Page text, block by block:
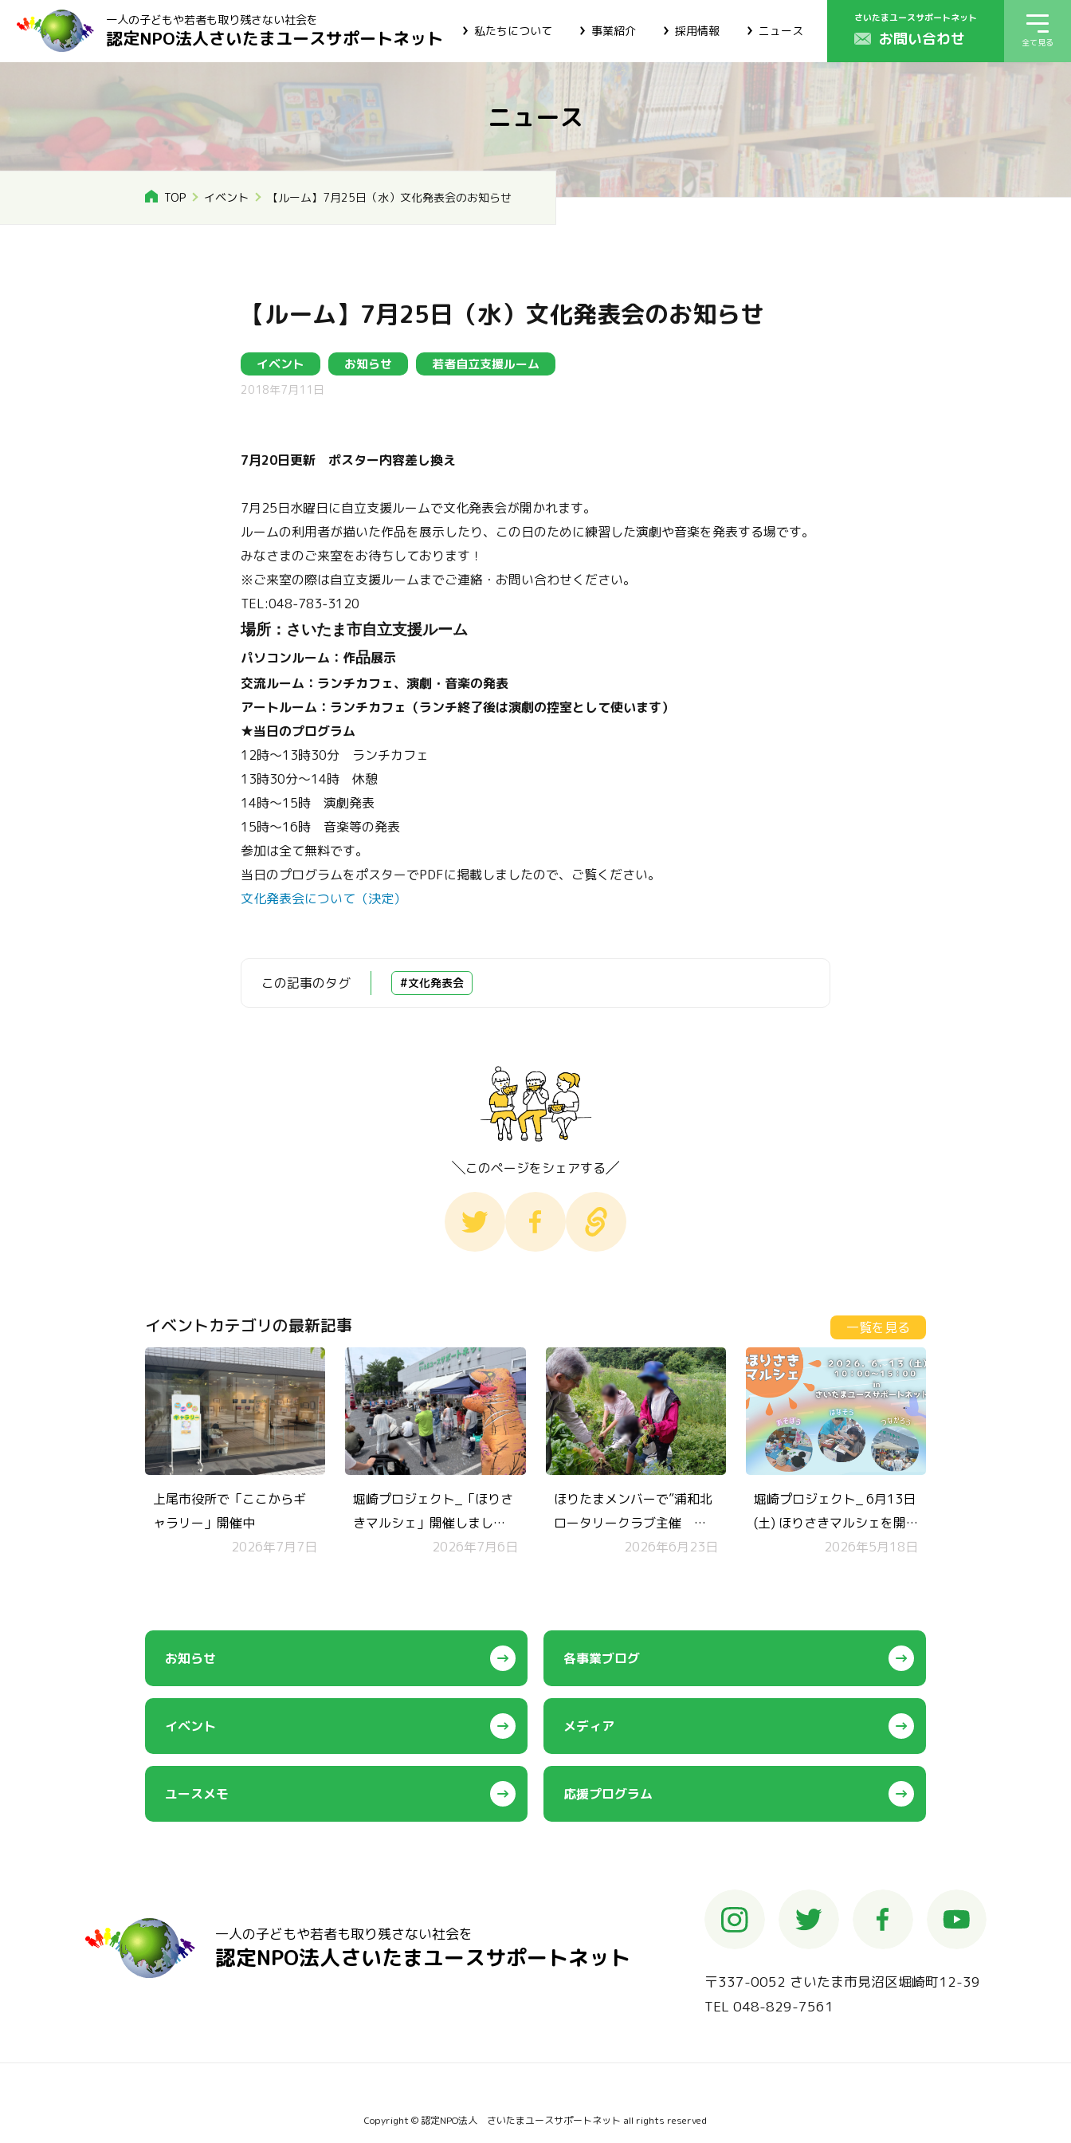
一人の子どもや若者も取り残さない社会を
認定NPO法人さいたまユースサポートネット 私たちについて 事業紹介 採用情報 ニュース
さいたまユースサポートネット
お問い合わせ 全て見る
ニュース
TOP イベント 【ルーム】7月25日（水）文化発表会のお知らせ
【ルーム】7月25日（水）文化発表会のお知らせ
イベント お知らせ 若者自立支援ルーム
2018年7月11日
7月20日更新 ポスター内容差し換え
7月25日水曜日に自立支援ルームで文化発表会が開かれます。
ルームの利用者が描いた作品を展示したり、この日のために練習した演劇や音楽を発表する場です。
みなさまのご来室をお待ちしております！
※ご来室の際は自立支援ルームまでご連絡・お問い合わせください。
TEL:048-783-3120
場所：さいたま市自立支援ルーム
パソコンルーム：作品展示
交流ルーム：ランチカフェ、演劇・音楽の発表
アートルーム：ランチカフェ（ランチ終了後は演劇の控室として使います）
★当日のプログラム
12時～13時30分 ランチカフェ
13時30分～14時 休憩
14時～15時 演劇発表
15時～16時 音楽等の発表
参加は全て無料です。
当日のプログラムをポスターでPDFに掲載しましたので、ご覧ください。
文化発表会について（決定）
この記事のタグ #文化発表会
このページをシェアする
イベントカテゴリの最新記事 一覧を見る
上尾市役所で「ここからギ
ャラリー」開催中
2026年7月7日
堀崎プロジェクト_「ほりさ
きマルシェ」開催しまし
た！コモンズチケットも無
2026年7月6日
ほりたまメンバーで”浦和北
ロータリークラブ主催
「収穫祭」”に参加しまし
2026年6月23日
堀崎プロジェクト_ 6月13日
(土) ほりさきマルシェを開
2026年5月18日
お知らせ 各事業ブログ
イベント メディア
ユースメモ 応援プログラム
一人の子どもや若者も取り残さない社会を
認定NPO法人さいたまユースサポートネット
〒337-0052 さいたま市見沼区堀崎町12-39
TEL 048-829-7561
Copyright © 認定NPO法人 さいたまユースサポートネット all rights reserved